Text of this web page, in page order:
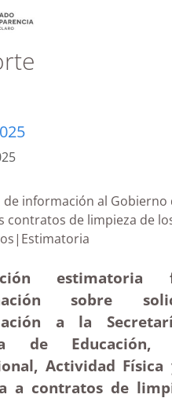
de información al Gobierno
contratos de limpieza de
sobre
a la
de Educación,
Actividad Física
a contratos de